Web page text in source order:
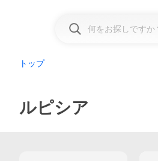
トップ
ルピシア